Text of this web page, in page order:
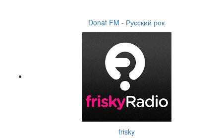
Donat FM - Русский рок
frisky